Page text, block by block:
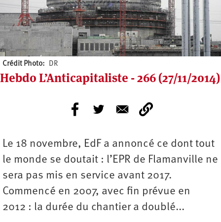
Crédit Photo DR
Hebdo L’Anticapitaliste - 266 (27/11/2014)
Le 18 novembre, EdF a annoncé ce dont tout
le monde se doutait : l’EPR de Flamanville ne
sera pas mis en service avant 2017.
Commencé en 2007, avec fin prévue en
2012 : la durée du chantier a doublé...